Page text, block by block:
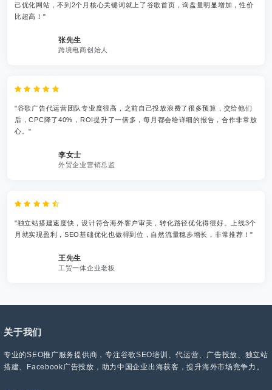
己优化网站，不到2个月核心关键词就上了谷歌首页，询盘量明显增加，性价
比超高！"
张先生
跨境电商创始人
"谷歌广告代运营团队专业度很高，之前自己投放浪费了很多预算，交给他们
后，CPC降了40%，ROI提升了一倍多，每月都会给详细的报告，合作非常放
心。"
李女士
外贸企业营销总监
"独立站搭建速度快，设计符合海外客户审美，转化路径优化得很好。上线3个
月就实现盈利，SEO基础优化也做得到位，自然流量稳步增长，非常推荐！"
王先生
工贸一体企业老板
关于我们
专业的SEO推广服务提供商，专注谷歌SEO培训、代运营、广告投放、独立站
搭建、Facebook广告投放，助力中国企业出海获客，提升海外市场竞争力。